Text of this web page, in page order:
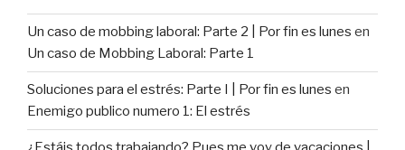
Un caso de mobbing laboral: Parte 2 | Por fin es lunes en
Un caso de Mobbing Laboral: Parte 1
Soluciones para el estrés: Parte I | Por fin es lunes en
Enemigo publico numero 1: El estrés